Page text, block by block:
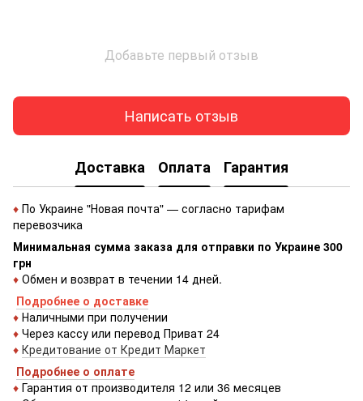
Добавьте первый отзыв
Написать отзыв
Доставка Оплата Гарантия
♦ По Украине "Новая почта" — согласно тарифам
перевозчика
Минимальная сумма заказа для отправки по Украине 300
грн
♦ Обмен и возврат в течении 14 дней.
Подробнее о доставке
♦ Наличными при получении
♦ Через кассу или перевод Приват 24
♦ Кредитование от Кредит Маркет
Подробнее о оплате
♦ Гарантия от производителя 12 или 36 месяцев